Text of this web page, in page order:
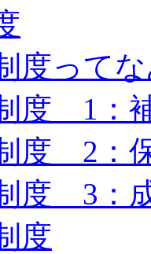
度って
度 1：
度 2：
度 3：
度